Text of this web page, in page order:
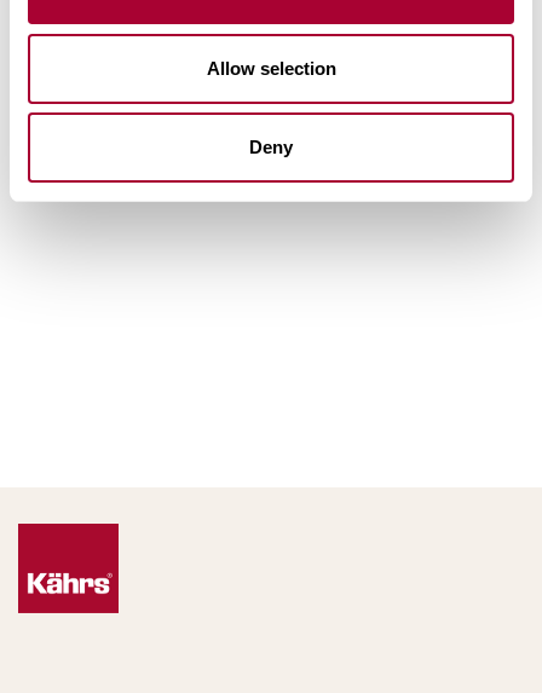
Allow selection
Deny
Images
Prodotti Simili
Altri prodotti di questa collezione